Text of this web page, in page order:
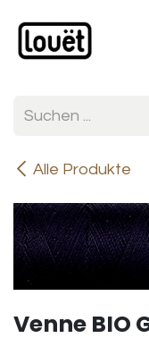
Alle Produkte
Venne BIO